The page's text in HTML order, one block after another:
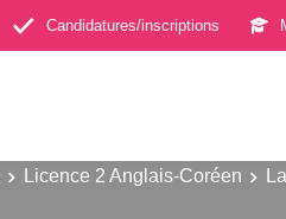
Candidatures/inscriptions
Licence 2 Anglais-Coréen